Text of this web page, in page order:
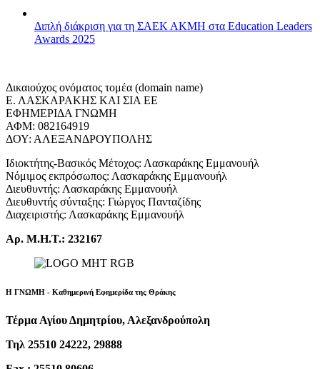
Διπλή διάκριση για τη ΣΑΕΚ ΑΚΜΗ στα Education Leaders
Awards 2025
Δικαιούχος ονόματος τομέα (domain name)
Ε. ΛΑΣΚΑΡΑΚΗΣ ΚΑΙ ΣΙΑ ΕΕ
ΕΦΗΜΕΡΙΔΑ ΓΝΩΜΗ
ΑΦΜ: 082164919
ΔΟΥ: ΑΛΕΞΑΝΔΡΟΥΠΟΛΗΣ
Ιδιοκτήτης-Βασικός Μέτοχος: Λασκαράκης Εμμανουήλ
Νόμιμος εκπρόσωπος: Λασκαράκης Εμμανουήλ
Διευθυντής: Λασκαράκης Εμμανουήλ
Διευθυντής σύνταξης: Γιώργος Πανταζίδης
Διαχειριστής: Λασκαράκης Εμμανουήλ
Αρ. Μ.Η.Τ.: 232167
Η ΓΝΩΜΗ - Καθημερινή Εφημερίδα της Θράκης
Τέρμα Αγίου Δημητρίου, Αλεξανδρούπολη
Τηλ 25510 24222, 29888